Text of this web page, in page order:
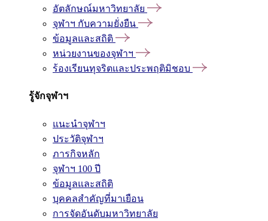
อัตลักษณ์มหาวิทยาลัย
จุฬาฯ กับความยั่งยืน
ข้อมูลและสถิติ
หน่วยงานของจุฬาฯ
ร้องเรียนทุจริตและประพฤติมิชอบ
รู้จักจุฬาฯ
แนะนำจุฬาฯ
ประวัติจุฬาฯ
ภารกิจหลัก
จุฬาฯ 100 ปี
ข้อมูลและสถิติ
บุคคลสำคัญที่มาเยือน
การจัดอันดับมหาวิทยาลัย